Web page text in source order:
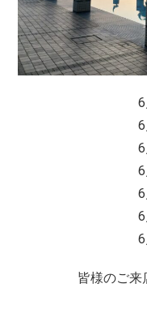
皆様のご来